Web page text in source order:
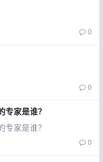
0
0
专家是谁？
专家是谁？
0